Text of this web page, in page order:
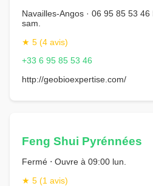
Navailles-Angos · 06 95 85 53
sam.
★ 5 (4 avis)
+33 6 95 85 53 46
http://geobioexpertise.com/
Feng Shui Pyrénnées
Fermé ⋅ Ouvre à 09:00 lun.
★ 5 (1 avis)